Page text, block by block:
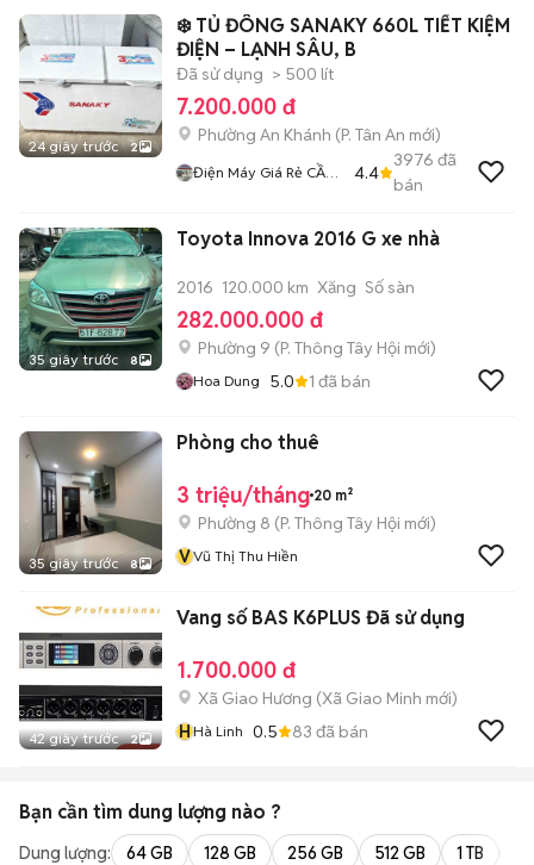
24 giây trước 2
❄️ TỦ ĐÔNG SANAKY 660L TIẾT KIỆM
ĐIỆN – LẠNH SÂU, B
Đã sử dụng > 500 lít
7.200.000 đ
Phường An Khánh (P. Tân An mới)
Điện Máy Giá Rẻ CẦN
4.4
3976 đã
bán
35 giây trước 8
Toyota Innova 2016 G xe nhà
2016 120.000 km Xăng Số sàn
282.000.000 đ
Phường 9 (P. Thông Tây Hội mới)
Hoa Dung 5.0 1 đã bán
35 giây trước 8
Phòng cho thuê
3 triệu/tháng 20 m²
Phường 8 (P. Thông Tây Hội mới)
VVũ Thị Thu Hiền
42 giây trước 2
Vang số BAS K6PLUS Đã sử dụng
1.700.000 đ
Xã Giao Hương (Xã Giao Minh mới)
HHà Linh 0.5 83 đã bán
Bạn cần tìm dung lượng nào ?
Dung lượng: 64 GB 128 GB 256 GB 512 GB 1 TB